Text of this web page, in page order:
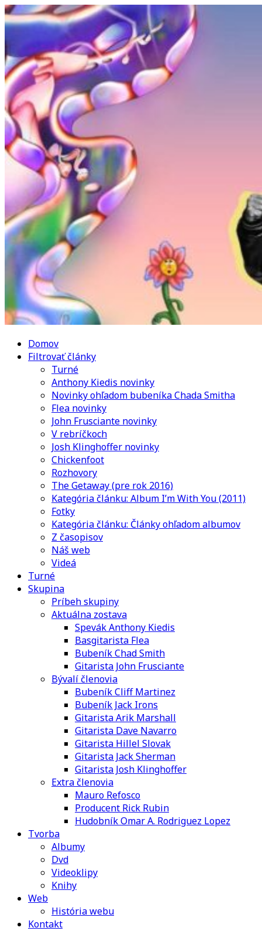
Domov
Filtrovať články
Turné
Anthony Kiedis novinky
Novinky ohľadom bubeníka Chada Smitha
Flea novinky
John Frusciante novinky
V rebríčkoch
Josh Klinghoffer novinky
Chickenfoot
Rozhovory
The Getaway (pre rok 2016)
Kategória článku: Album I’m With You (2011)
Fotky
Kategória článku: Články ohľadom albumov
Z časopisov
Náš web
Videá
Turné
Skupina
Príbeh skupiny
Aktuálna zostava
Spevák Anthony Kiedis
Basgitarista Flea
Bubeník Chad Smith
Gitarista John Frusciante
Bývalí členovia
Bubeník Cliff Martinez
Bubeník Jack Irons
Gitarista Arik Marshall
Gitarista Dave Navarro
Gitarista Hillel Slovak
Gitarista Jack Sherman
Gitarista Josh Klinghoffer
Extra členovia
Mauro Refosco
Producent Rick Rubin
Hudobník Omar A. Rodriguez Lopez
Tvorba
Albumy
Dvd
Videoklipy
Knihy
Web
História webu
Kontakt